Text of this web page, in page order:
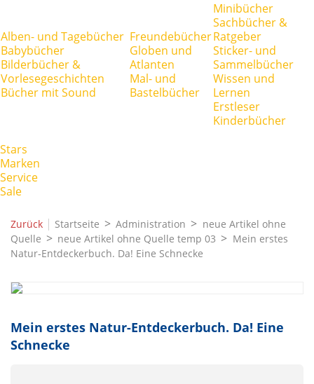
Alben- und Tagebücher
Babybücher
Bilderbücher &
Vorlesegeschichten
Bücher mit Sound
Freundebücher
Globen und
Atlanten
Mal- und
Bastelbücher
Minibücher
Sachbücher &
Ratgeber
Sticker- und
Sammelbücher
Wissen und
Lernen
Erstleser
Kinderbücher
Stars
Marken
Service
Sale
Zurück | Startseite Administration
neue Artikel ohne
Quelle
neue Artikel ohne Quelle temp 03
Mein erstes
Natur-Entdeckerbuch. Da! Eine Schnecke
Mein erstes Natur-Entdeckerbuch. Da! Eine
Schnecke